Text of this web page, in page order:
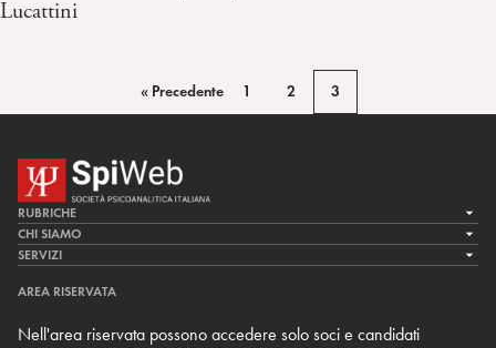
Lucattini
« Precedente 1 2 3
RUBRICHE
LA CURA
LA RICERCA
CHI SIAMO
LA SPI
TEAM DI SPIWEB
CONTATTI
SERVIZI
AREA RISERVATA
Nell'area riservata possono accedere solo soci e candidati